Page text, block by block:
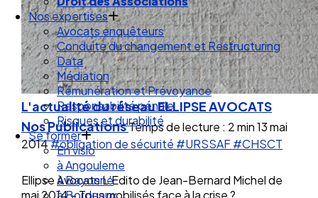
Droit des Associations
Nos expertises
Avocats enquêteurs
Conduite du changement et Restructuring
Data
Médiation
Rémunération et Prévoyance
Responsabilité pénale
Risques et durabilité
Se former
En visio
à Angouleme
à Bayonne
L'actualité du réseau ELLIPSE AVOCATS
Nos PublicationsTemps de lecture : 2 min13 mai
2014#obligation de sécurité #URSSAF#CHSCT
Ellipse Avocats L’Edito de Jean-Bernard Michel de
mai 2014 – Tous mobilisés face à la crise ?